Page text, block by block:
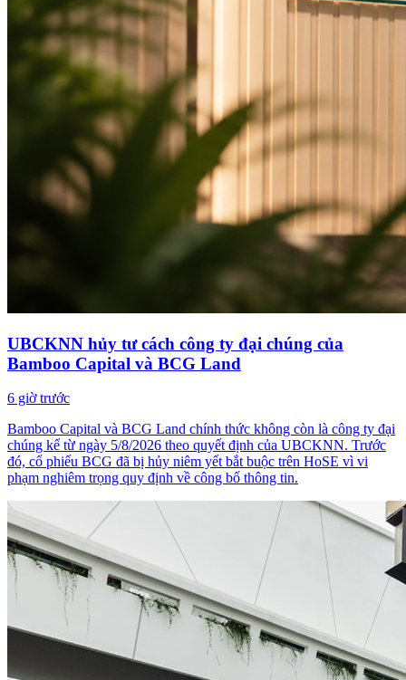
UBCKNN hủy tư cách công ty đại chúng của
Bamboo Capital và BCG Land
6 giờ trước
Bamboo Capital và BCG Land chính thức không còn là công ty đại
chúng kể từ ngày 5/8/2026 theo quyết định của UBCKNN. Trước
đó, cổ phiếu BCG đã bị hủy niêm yết bắt buộc trên HoSE vì vi
phạm nghiêm trọng quy định về công bố thông tin.